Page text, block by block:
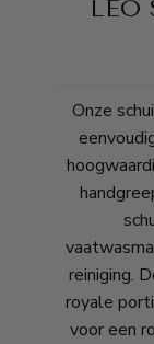
LEO
Onze
reiniging.
royale
voor een